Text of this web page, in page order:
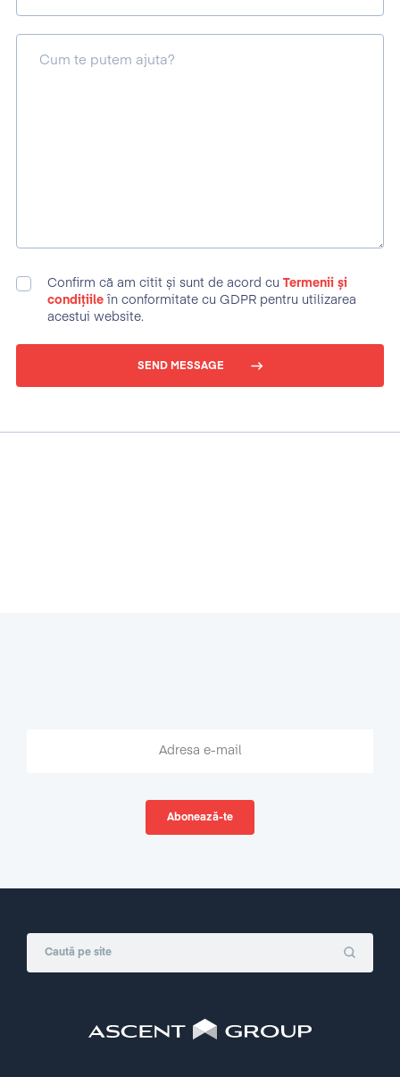
Cum te putem ajuta?
Confirm că am citit și sunt de acord cu Termenii și
condițiile în conformitate cu GDPR pentru utilizarea
acestui website.
SEND MESSAGE